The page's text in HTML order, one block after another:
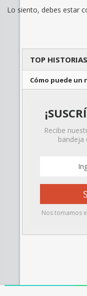
Lo siento, debes estar
TOP HISTORIAS
Cómo puede
Recibe
bandeja
Nos tomamos